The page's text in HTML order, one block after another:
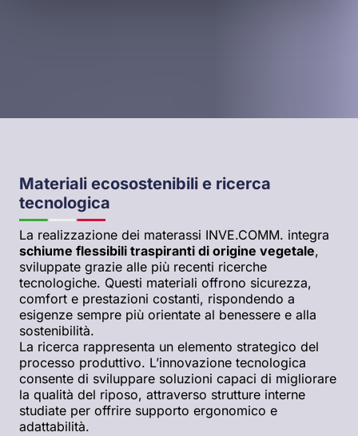
Materiali ecosostenibili e ricerca
tecnologica
La realizzazione dei materassi INVE.COMM. integra
schiume flessibili traspiranti di origine vegetale,
sviluppate grazie alle più recenti ricerche
tecnologiche. Questi materiali offrono sicurezza,
comfort e prestazioni costanti, rispondendo a
esigenze sempre più orientate al benessere e alla
sostenibilità.
La ricerca rappresenta un elemento strategico del
processo produttivo. L’innovazione tecnologica
consente di sviluppare soluzioni capaci di migliorare
la qualità del riposo, attraverso strutture interne
studiate per offrire supporto ergonomico e
adattabilità.